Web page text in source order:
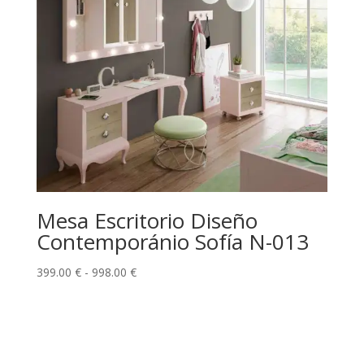
Mesa Escritorio Diseño
Contemporánio Sofía N-013
399.00 € - 998.00 €Rango